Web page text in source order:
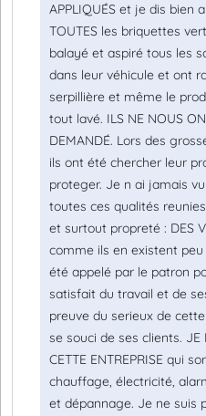
APPLIQUÉS et je dis bien
TOUTES les briquettes
balayé et aspiré tous les
dans leur véhicule et ont
serpillière et même le
tout lavé. ILS NE NOUS
DEMANDÉ. Lors des
ils ont été chercher leur
proteger. Je n ai jamais
toutes ces qualités
et surtout propreté : DES
comme ils en existent
été appelé par le patron
satisfait du travail et de
preuve du serieux de
se souci de ses clients. JE
CETTE ENTREPRISE qui
chauffage, électricité,
et dépannage. Je ne suis